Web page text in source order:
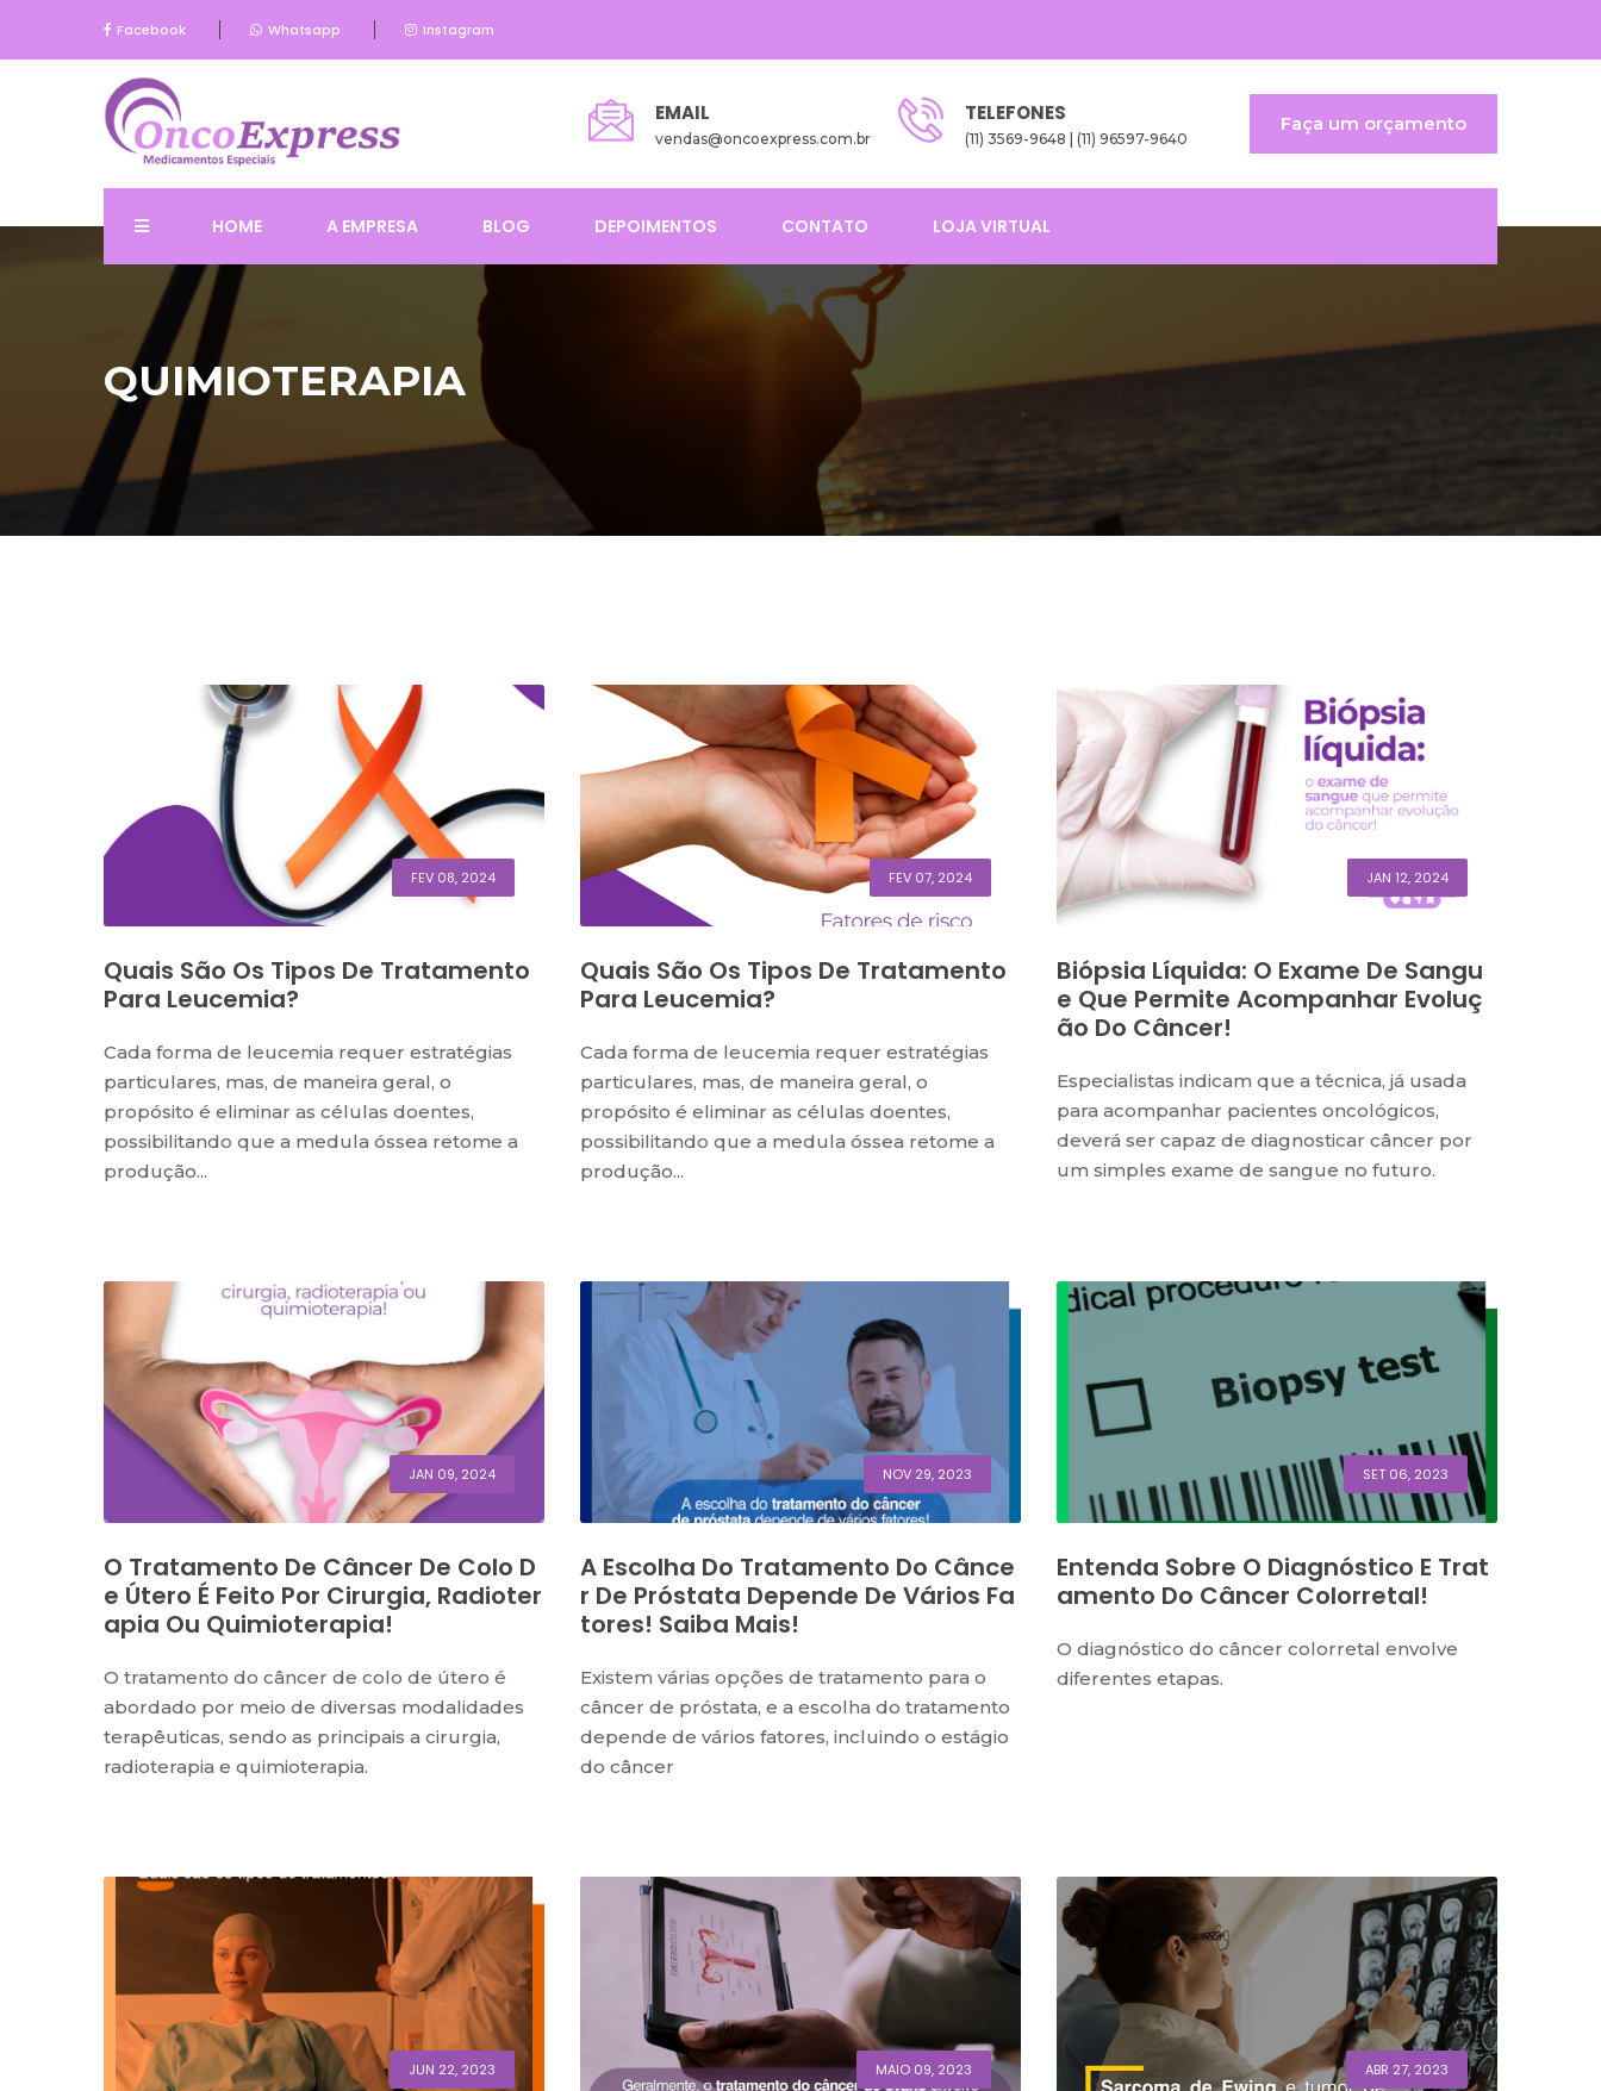
Facebook Whatsapp Instagram
EMAIL
vendas@oncoexpress.com.br
TELEFONES
(11) 3569-9648 | (11) 96597-9640
Faça um orçamento
HOME A EMPRESA BLOG DEPOIMENTOS CONTATO LOJA VIRTUAL
QUIMIOTERAPIA
FEV 08, 2024
Quais São Os Tipos De Tratamento
Para Leucemia?
Cada forma de leucemia requer estratégias
particulares, mas, de maneira geral, o
propósito é eliminar as células doentes,
possibilitando que a medula óssea retome a
produção...
FEV 07, 2024
Quais São Os Tipos De Tratamento
Para Leucemia?
Cada forma de leucemia requer estratégias
particulares, mas, de maneira geral, o
propósito é eliminar as células doentes,
possibilitando que a medula óssea retome a
produção...
JAN 12, 2024
Biópsia Líquida: O Exame De Sangu
E Que Permite Acompanhar Evoluç
Ão Do Câncer!
Especialistas indicam que a técnica, já usada
para acompanhar pacientes oncológicos,
deverá ser capaz de diagnosticar câncer por
um simples exame de sangue no futuro.
JAN 09, 2024
O Tratamento De Câncer De Colo D
E Útero É Feito Por Cirurgia, Radioter
Apia Ou Quimioterapia!
O tratamento do câncer de colo de útero é
abordado por meio de diversas modalidades
terapêuticas, sendo as principais a cirurgia,
radioterapia e quimioterapia.
NOV 29, 2023
A Escolha Do Tratamento Do Cânce
R De Próstata Depende De Vários Fa
Tores! Saiba Mais!
Existem várias opções de tratamento para o
câncer de próstata, e a escolha do tratamento
depende de vários fatores, incluindo o estágio
do câncer
SET 06, 2023
Entenda Sobre O Diagnóstico E Trat
Amento Do Câncer Colorretal!
O diagnóstico do câncer colorretal envolve
diferentes etapas.
JUN 22, 2023 MAIO 09, 2023 ABR 27, 2023